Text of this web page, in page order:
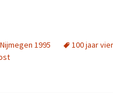
1995 100 jaar